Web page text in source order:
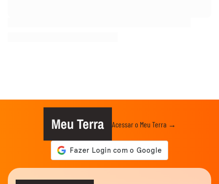
Meu Terra Acessar o Meu Terra →